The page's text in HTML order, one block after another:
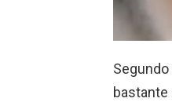
bastante